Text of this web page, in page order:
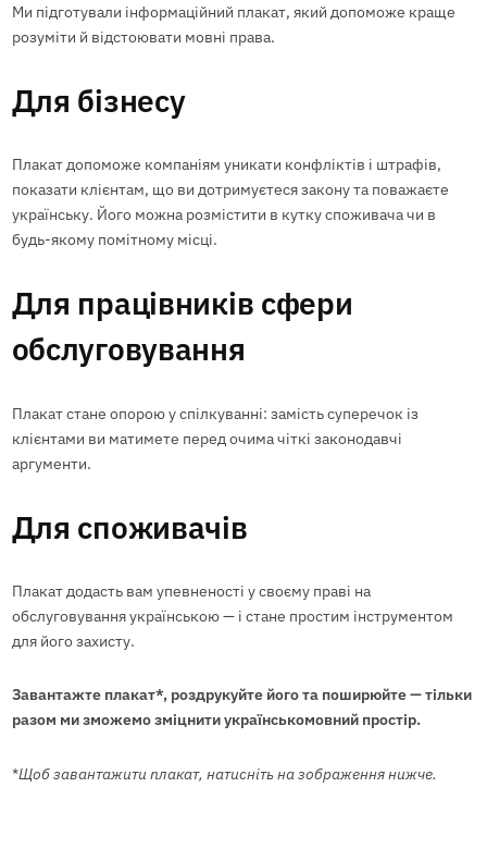
Ми підготували інформаційний плакат, який допоможе краще
розуміти й відстоювати мовні права.
Для бізнесу
Плакат допоможе компаніям уникати конфліктів і штрафів,
показати клієнтам, що ви дотримуєтеся закону та поважаєте
українську. Його можна розмістити в кутку споживача чи в
будь-якому помітному місці.
Для працівників сфери
обслуговування
Плакат стане опорою у спілкуванні: замість суперечок із
клієнтами ви матимете перед очима чіткі законодавчі
аргументи.
Для споживачів
Плакат додасть вам упевненості у своєму праві на
обслуговування українською — і стане простим інструментом
для його захисту.
Завантажте плакат*, роздрукуйте його та поширюйте — тільки
разом ми зможемо зміцнити українськомовний простір.
*Щоб завантажити плакат, натисніть на зображення нижче.